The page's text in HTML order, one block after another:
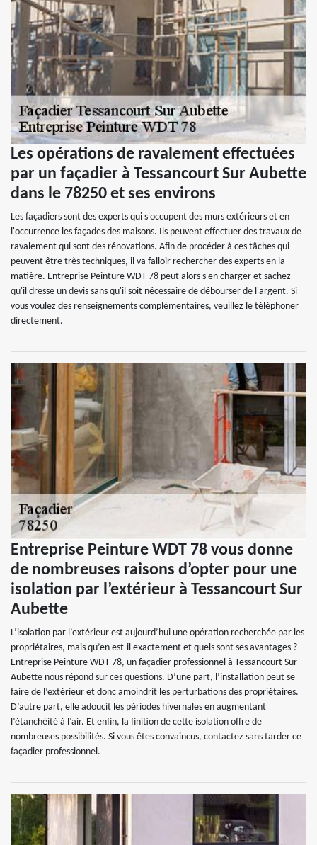
Les opérations de ravalement effectuées
par un façadier à Tessancourt Sur Aubette
dans le 78250 et ses environs
Les façadiers sont des experts qui s'occupent des murs extérieurs et en
l'occurrence les façades des maisons. Ils peuvent effectuer des travaux de
ravalement qui sont des rénovations. Afin de procéder à ces tâches qui
peuvent être très techniques, il va falloir rechercher des experts en la
matière. Entreprise Peinture WDT 78 peut alors s'en charger et sachez
qu'il dresse un devis sans qu'il soit nécessaire de débourser de l'argent. Si
vous voulez des renseignements complémentaires, veuillez le téléphoner
directement.
Entreprise Peinture WDT 78 vous donne
de nombreuses raisons d’opter pour une
isolation par l’extérieur à Tessancourt Sur
Aubette
L’isolation par l’extérieur est aujourd’hui une opération recherchée par les
propriétaires, mais qu’en est-il exactement et quels sont ses avantages ?
Entreprise Peinture WDT 78, un façadier professionnel à Tessancourt Sur
Aubette nous répond sur ces questions. D’une part, l’installation peut se
faire de l’extérieur et donc amoindrit les perturbations des propriétaires.
D’autre part, elle adoucit les périodes hivernales en augmentant
l’étanchéité à l’air. Et enfin, la finition de cette isolation offre de
nombreuses possibilités. Si vous êtes convaincus, contactez sans tarder ce
façadier professionnel.